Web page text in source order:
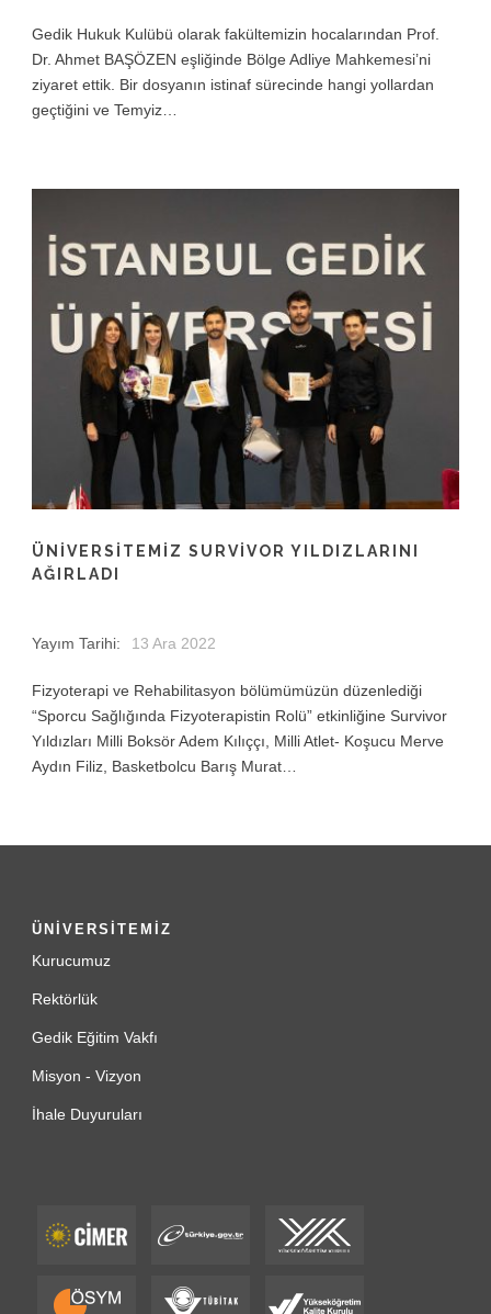
Gedik Hukuk Kulübü olarak fakültemizin hocalarından Prof.
Dr. Ahmet BAŞÖZEN eşliğinde Bölge Adliye Mahkemesi’ni
ziyaret ettik. Bir dosyanın istinaf sürecinde hangi yollardan
geçtiğini ve Temyiz…
ÜNIVERSITEMIZ SURVIVOR YILDIZLARINI
AĞIRLADI
Yayım Tarihi: 13 Ara 2022
Fizyoterapi ve Rehabilitasyon bölümümüzün düzenlediği
“Sporcu Sağlığında Fizyoterapistin Rolü” etkinliğine Survivor
Yıldızları Milli Boksör Adem Kılıççı, Milli Atlet- Koşucu Merve
Aydın Filiz, Basketbolcu Barış Murat…
ÜNİVERSİTEMİZ
Kurucumuz
Rektörlük
Gedik Eğitim Vakfı
Misyon - Vizyon
İhale Duyuruları